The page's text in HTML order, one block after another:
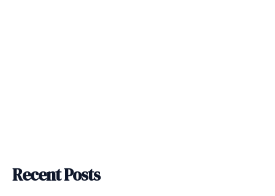
Recent Posts